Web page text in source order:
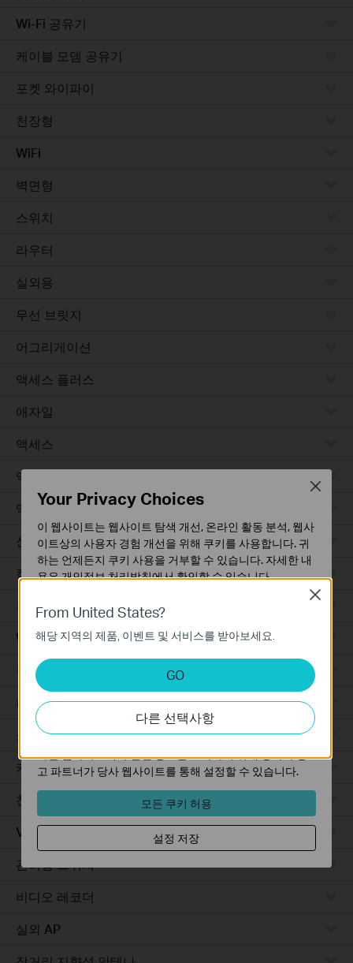
Wi-Fi 공유기
케이블 모뎀 공유기
포켓 와이파이
천장형
WiFi
벽면형
스위치
라우터
실외용
무선 브릿지
어그리게이션
액세스 플러스
애자일
액세스
액세스 프로
액세스 맥스
산업용
캠퍼스
유선 라우터
WiFi 라우터
통합 라우터
하드웨어
소프트웨어
카메라
천장형 AP
VPN 라우터
관리형 스위치
비디오 레코더
실외 AP
From United States?
해당 지역의 제품, 이벤트 및 서비스를 받아보세요.
GO
다른 선택사항
Close
Your Privacy Choices
이 웹사이트는 웹사이트 탐색 개선, 온라인 활동 분석, 웹사
이트상의 사용자 경험 개선을 위해 쿠키를 사용합니다. 귀
하는 언제든지 쿠키 사용을 거부할 수 있습니다. 자세한 내
용은개인정보 처리방침에서 확인할 수 있습니다.
이 쿠키는 웹사이트가 작동하는 데 필요하며 사용자의 시
스템에서 비활성화할 수 없습니다.
분석 및 마케팅 쿠키
분석 쿠키는 웹사이트의 기능을 개선하고 조정하기 위해
웹사이트에서의 사용자 활동을 분석하는 데 사용하는 쿠키
입니다.
마케팅 쿠키는 귀하의 관심사에 대한 프로필을 생성하고
다른 웹사이트에서 관련 광고를 표시하기 위해 당사의 광
고 파트너가 당사 웹사이트를 통해 설정할 수 있습니다.
모든 쿠키 허용
설정 저장
Close